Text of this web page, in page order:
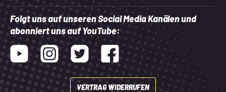
Folgt uns auf unseren Social Media Kanälen und
abonniert uns auf YouTube:
Youtube InstagramTwitter Facebook
VERTRAG WIDERRUFEN